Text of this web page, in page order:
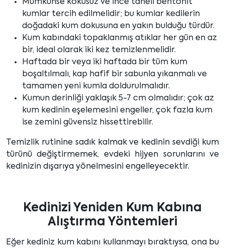
Mümkünse kokusuz ve ince taneli bentonit
kumlar tercih edilmelidir; bu kumlar kedilerin
doğadaki kum dokusuna en yakın bulduğu türdür.
Kum kabındaki topaklanmış atıklar her gün en az
bir, ideal olarak iki kez temizlenmelidir.
Haftada bir veya iki haftada bir tüm kum
boşaltılmalı, kap hafif bir sabunla yıkanmalı ve
tamamen yeni kumla doldurulmalıdır.
Kumun derinliği yaklaşık 5-7 cm olmalıdır; çok az
kum kedinin eşelemesini engeller, çok fazla kum
ise zemini güvensiz hissettirebilir.
Temizlik rutinine sadık kalmak ve kedinin sevdiği kum
türünü değiştirmemek, evdeki hijyen sorunlarını ve
kedinizin dışarıya yönelmesini engelleyecektir.
Kedinizi Yeniden Kum Kabına
Alıştırma Yöntemleri
Eğer kediniz kum kabını kullanmayı bıraktıysa, ona bu